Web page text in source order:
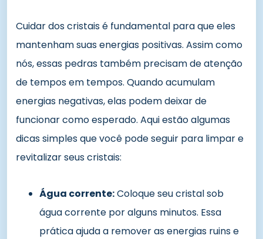
Cuidar dos cristais é fundamental para que eles
mantenham suas energias positivas. Assim como
nós, essas pedras também precisam de atenção
de tempos em tempos. Quando acumulam
energias negativas, elas podem deixar de
funcionar como esperado. Aqui estão algumas
dicas simples que você pode seguir para limpar e
revitalizar seus cristais:
Água corrente:Coloque seu cristal sob
água corrente por alguns minutos. Essa
prática ajuda a remover as energias ruins e